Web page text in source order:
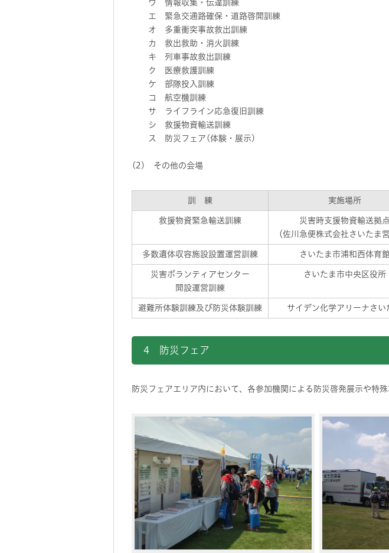
ウ 情報収集・伝達訓練
エ 緊急交通路確保・道路啓開訓練
オ 多重衝突事故救出訓練
カ 救出救助・消火訓練
キ 列車事故救出訓練
ク 医療救護訓練
ケ 部隊投入訓練
コ 航空機訓練
サ ライフライン応急復旧訓練
シ 救援物資輸送訓練
ス 防災フェア(体験・展示)
(2) その他の会場
訓 練 実施場所
救援物資緊急輸送訓練
災害時支援物資輸送拠点
（佐川急便株式会社さいたま
多数遺体収容施設設置運営訓練 さいたま市浦和西体育館
災害ボランティアセンター
開設運営訓練
さいたま市中央区役所
避難所体験訓練及び防災体験訓練 サイデン化学アリーナさい
4 防災フェア
防災フェアエリア内において、各参加機関による防災啓発展示や特